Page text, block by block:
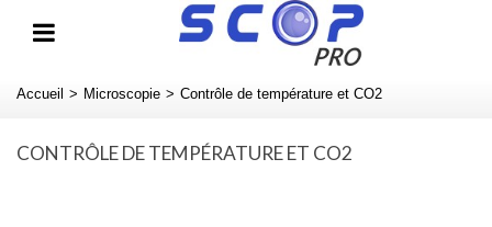
Accueil > Microscopie > Contrôle de température et CO2
CONTRÔLE DE TEMPÉRATURE ET CO2